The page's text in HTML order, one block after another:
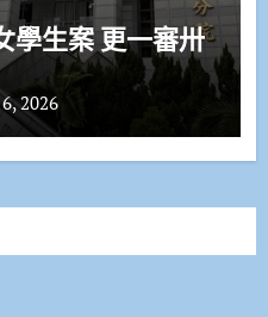
更一審卅
2026